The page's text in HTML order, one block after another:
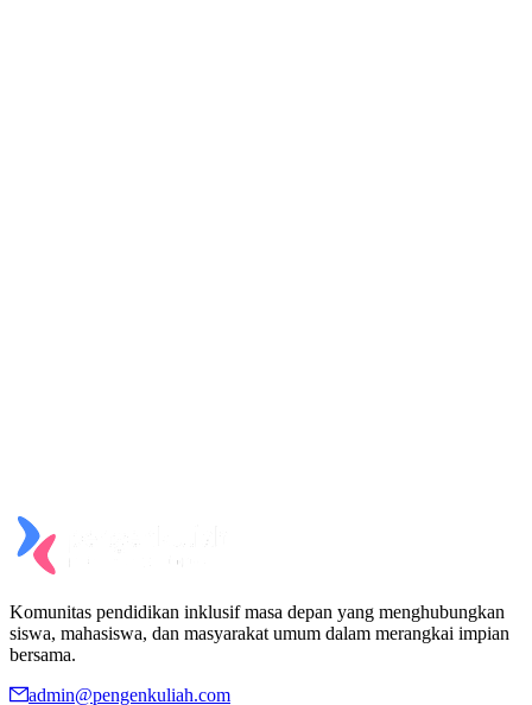
Komunitas pendidikan inklusif masa depan yang menghubungkan
siswa, mahasiswa, dan masyarakat umum dalam merangkai impian
bersama.
admin@pengenkuliah.com